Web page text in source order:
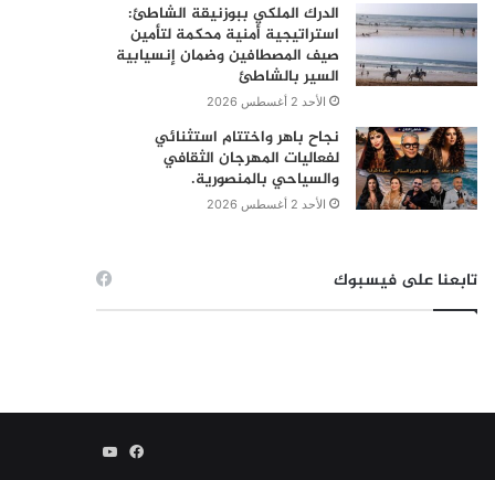
الدرك الملكي ببوزنيقة الشاطئ:
استراتيجية أمنية محكمة لتأمين
صيف المصطافين وضمان إنسيابية
السير بالشاطئ
الأحد 2 أغسطس 2026
نجاح باهر واختتام استثنائي
لفعاليات المهرجان الثقافي
والسياحي بالمنصورية.
الأحد 2 أغسطس 2026
تابعنا على فيسبوك
فيسبوكيوتيوب